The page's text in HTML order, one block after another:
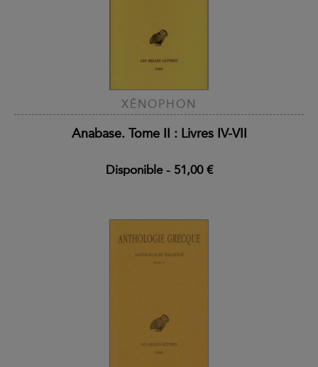
XÉNOPHON
Anabase. Tome II : Livres IV-VII
Disponible- 51,00 €